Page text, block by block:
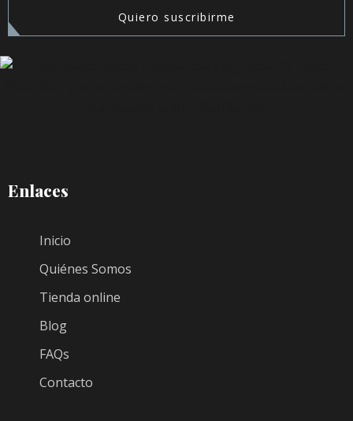
Quiero suscribirme
Enlaces
Inicio
Quiénes Somos
Tienda online
Blog
FAQs
Contacto